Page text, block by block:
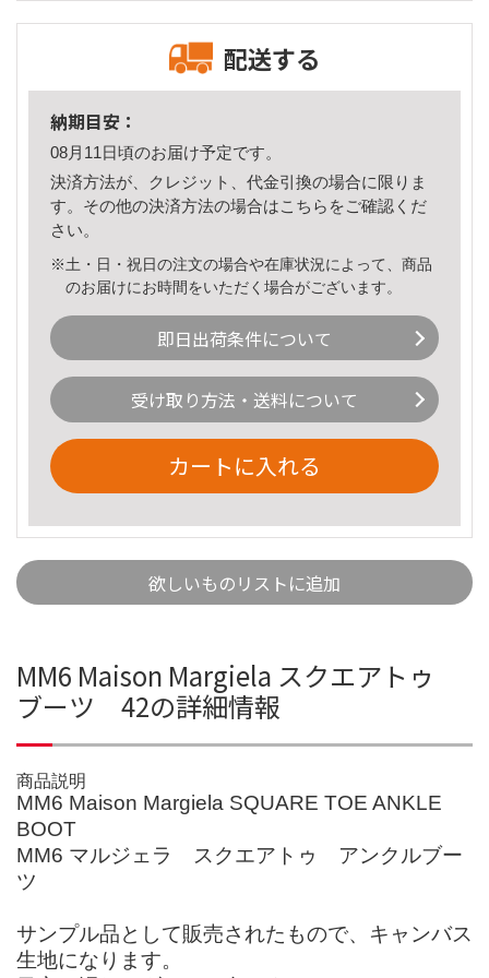
配送する
納期目安：
08月11日頃のお届け予定です。
決済方法が、クレジット、代金引換の場合に限りま
す。その他の決済方法の場合はこちら をご確認くだ
さい。
※土・日・祝日の注文の場合や在庫状況によって、商品
のお届けにお時間をいただく場合がございます。
即日出荷条件について
受け取り方法・送料について
カートに入れる
欲しいものリストに追加
MM6 Maison Margiela スクエアトゥ
ブーツ 42の詳細情報
商品説明
MM6 Maison Margiela SQUARE TOE ANKLE
BOOT
MM6 マルジェラ スクエアトゥ アンクルブー
ツ
サンプル品として販売されたもので、キャンバス
生地になります。